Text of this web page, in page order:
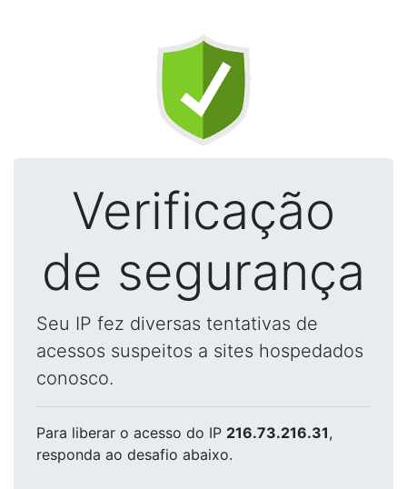
Verificação
de segurança
Seu IP fez diversas tentativas de
acessos suspeitos a sites hospedados
conosco.
Para liberar o acesso do IP 216.73.216.31,
responda ao desafio abaixo.